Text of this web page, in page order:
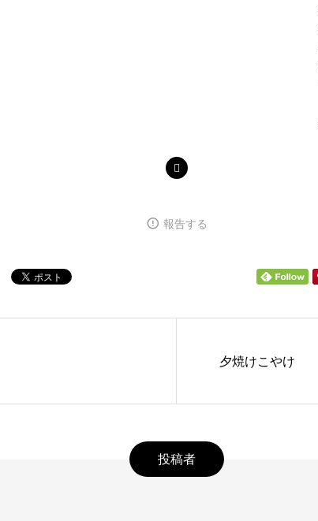
報告する
夕焼けこやけ
投稿者